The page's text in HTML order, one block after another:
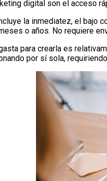
digital son el acceso
la inmediatez, el bajo
o años. No requiere
para crearla es
por sí sola,